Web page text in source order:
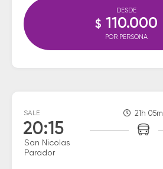
DESDE
$ 110.000
POR PERSONA
SALE
20:15
San Nicolas
Parador
21h 05m